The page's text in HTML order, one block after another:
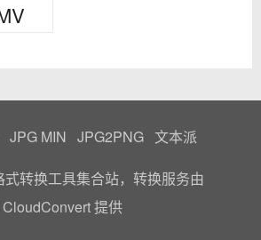
JPG MIN JPG2PNG 文本派
式转换工具集合站，转换服务由
CloudConvert提供